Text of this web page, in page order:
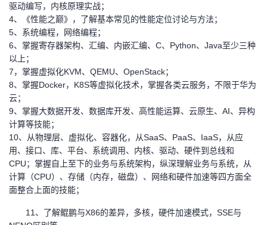
驱动编写，内核原理实战；
4、《性能之巅》，了解基本常见的性能定位讨论与方法；
5、系统编程，网络编程；
6、掌握寄存器架构、汇编、内嵌汇编、C、Python、Java至少三种
以上；
7，掌握虚拟化KVM、QEMU、OpenStack；
8、掌握Docker，K8S等虚拟化技术，掌握各类云服务，不限于华为
云；
9、掌握大数据开发、数据库开发、高性能运算、云原生、AI、异构
计算等技能；
10、从物理层、虚拟化、容器化，从SaaS、PaaS、IaaS，从应
用、接口、库、平台、系统调用、内核、驱动、硬件到总线和
CPU；掌握自上至下的业务与系统架构，纵深理解业务与系统，从
计算（CPU）、存储（内存，磁盘）、网络和硬件加速等四方面全
面整合上面的技能；
11、了解鲲鹏与X86的差异，多核，硬件加速模式，SSE与